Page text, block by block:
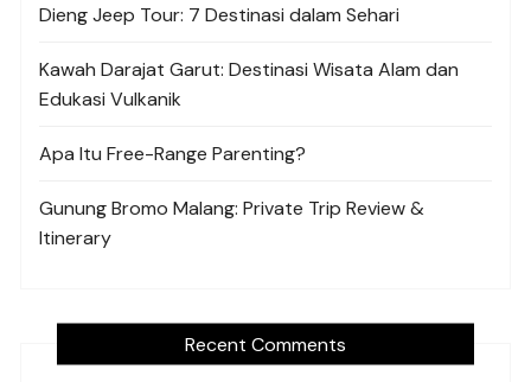
Dieng Jeep Tour: 7 Destinasi dalam Sehari
Kawah Darajat Garut: Destinasi Wisata Alam dan
Edukasi Vulkanik
Apa Itu Free-Range Parenting?
Gunung Bromo Malang: Private Trip Review &
Itinerary
Recent Comments